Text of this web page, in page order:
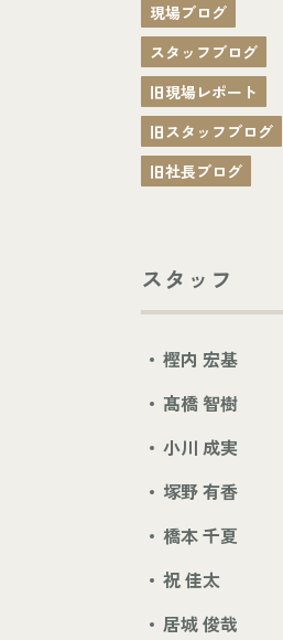
現場ブログ
スタッフブログ
旧現場レポート
旧スタッフブログ
旧社長ブログ
スタッフ
樫内 宏基
髙橋 智樹
小川 成実
塚野 有香
橋本 千夏
祝 佳太
居城 俊哉